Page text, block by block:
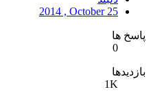
2014 , October 25
پاسخ ها
0
بازدیدها
1K